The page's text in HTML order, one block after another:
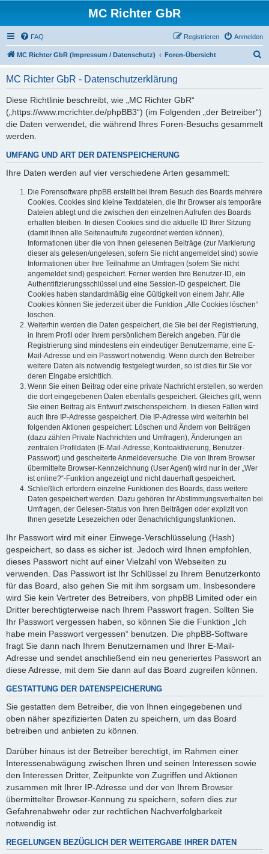
MC Richter GbR
FAQ Anmelden
Registrieren
MC Richter GbR (Impressum / Datenschutz) Foren-Übersicht
MC Richter GbR - Datenschutzerklärung
Diese Richtlinie beschreibt, wie „MC Richter GbR“
(„https://www.mcrichter.de/phpBB3“) (im Folgenden „der Betreiber“)
die Daten verwendet, die während Ihres Foren-Besuchs gesammelt
werden.
UMFANG UND ART DER DATENSPEICHERUNG
Ihre Daten werden auf vier verschiedene Arten gesammelt:
Die Forensoftware phpBB erstellt bei Ihrem Besuch des Boards mehrere
Cookies. Cookies sind kleine Textdateien, die Ihr Browser als temporäre
Dateien ablegt und die zwischen den einzelnen Aufrufen des Boards
erhalten bleiben. In diesen Cookies sind die aktuelle ID Ihrer Sitzung
(damit Ihnen alle Seitenaufrufe zugeordnet werden können),
Informationen über die von Ihnen gelesenen Beiträge (zur Markierung
dieser als gelesen/ungelesen; sofern Sie nicht angemeldet sind) sowie
Informationen über Ihre Teilnahme an Umfragen (sofern Sie nicht
angemeldet sind) gespeichert. Ferner werden Ihre Benutzer-ID, ein
Authentifizierungsschlüssel und eine Session-ID gespeichert. Die
Cookies haben standardmäßig eine Gültigkeit von einem Jahr. Alle
Cookies können Sie jederzeit über die Funktion „Alle Cookies löschen“
löschen.
Weiterhin werden die Daten gespeichert, die Sie bei der Registrierung,
in Ihrem Profil oder Ihrem persönlichem Bereich angeben. Für die
Registrierung sind mindestens ein eindeutiger Benutzername, eine E-
Mail-Adresse und ein Passwort notwendig. Wenn durch den Betreiber
weitere Daten als notwendig festgelegt wurden, so ist dies für Sie vor
deren Eingabe ersichtlich.
Wenn Sie einen Beitrag oder eine private Nachricht erstellen, so werden
die dort eingegebenen Daten ebenfalls gespeichert. Gleiches gilt, wenn
Sie einen Beitrag als Entwurf zwischenspeichern. In diesen Fällen wird
auch Ihre IP-Adresse gespeichert. Die IP-Adresse wird weiterhin bei
folgenden Aktionen gespeichert: Löschen und Ändern von Beiträgen
(dazu zählen Private Nachrichten und Umfragen), Änderungen an
zentralen Profildaten (E-Mail-Adresse, Kontoaktivierung, Benutzer-
Passwort) und gescheiterte Anmeldeversuche. Die von Ihrem Browser
übermittelte Browser-Kennzeichnung (User Agent) wird nur in der „Wer
ist online?“-Funktion angezeigt und nicht dauerhaft gespeichert.
Schließlich erfordern einzelne Funktionen des Boards, dass weitere
Daten gespeichert werden. Dazu gehören Ihr Abstimmungsverhalten bei
Umfragen, der Gelesen-Status von Ihren Beiträgen oder explizit von
Ihnen gesetzte Lesezeichen oder Benachrichtigungsfunktionen.
Ihr Passwort wird mit einer Einwege-Verschlüsselung (Hash)
gespeichert, so dass es sicher ist. Jedoch wird Ihnen empfohlen,
dieses Passwort nicht auf einer Vielzahl von Webseiten zu
verwenden. Das Passwort ist Ihr Schlüssel zu Ihrem Benutzerkonto
für das Board, also gehen Sie mit ihm sorgsam um. Insbesondere
wird Sie kein Vertreter des Betreibers, von phpBB Limited oder ein
Dritter berechtigterweise nach Ihrem Passwort fragen. Sollten Sie
Ihr Passwort vergessen haben, so können Sie die Funktion „Ich
habe mein Passwort vergessen“ benutzen. Die phpBB-Software
fragt Sie dann nach Ihrem Benutzernamen und Ihrer E-Mail-
Adresse und sendet anschließend ein neu generiertes Passwort an
diese Adresse, mit dem Sie dann auf das Board zugreifen können.
GESTATTUNG DER DATENSPEICHERUNG
Sie gestatten dem Betreiber, die von Ihnen eingegebenen und
oben näher spezifizierten Daten zu speichern, um das Board
betreiben und anbieten zu können.
Darüber hinaus ist der Betreiber berechtigt, im Rahmen einer
Interessenabwägung zwischen Ihren und seinen Interessen sowie
den Interessen Dritter, Zeitpunkte von Zugriffen und Aktionen
zusammen mit Ihrer IP-Adresse und der von Ihrem Browser
übermittelter Browser-Kennung zu speichern, sofern dies zur
Gefahrenabwehr oder zur rechtlichen Nachverfolgbarkeit
notwendig ist.
REGELUNGEN BEZÜGLICH DER WEITERGABE IHRER DATEN